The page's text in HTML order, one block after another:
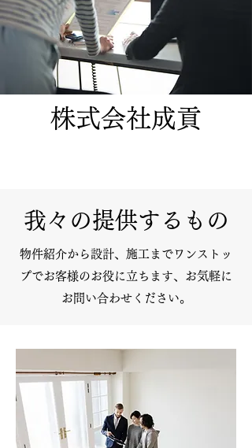
株式会社成貢
我々の提供するもの
​物件紹介から設計、施工までワンストッ
プでお客様のお役に立ちます、お気軽に
お問い合わせください。